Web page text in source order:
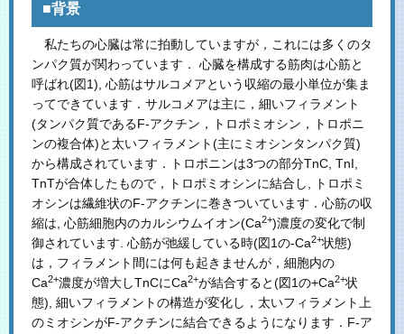
■背景
私たちの心臓は常に拍動していますが，これには多くのタ
ンパク質が関わっています． 心臓を構成する筋肉は心筋と
呼ばれ(図1), 心筋はサルコメアという収縮の最小単位が集ま
ってできています．サルコメアは主に，細いフィラメント
(タンパク質であるF-アクチン，トロポミオシン，トロポニ
ンの複合体)と太いフィラメント(主にミオシンタンパク質)
から構成されています．トロポニンは3つの部分TnC, TnI,
TnTが合体したもので，トロポミオシンに結合し, トロポミ
オシンは繊維状のF-アクチンに巻きついています．心筋の収
縮は, 心筋細胞内のカルシウムイオン(Ca2+)濃度の変化で制
御されています. 心筋が弛緩している時(図1の-Ca2+状態)
は，フィラメント間には何も起きませんが，細胞内の
Ca2+濃度が増大しTnCにCa2+が結合すると(図1の+Ca2+状
態), 細いフィラメントの構造が変化し，太いフィラメント上
のミオシンがF-アクチンに結合できるようになります．F-ア